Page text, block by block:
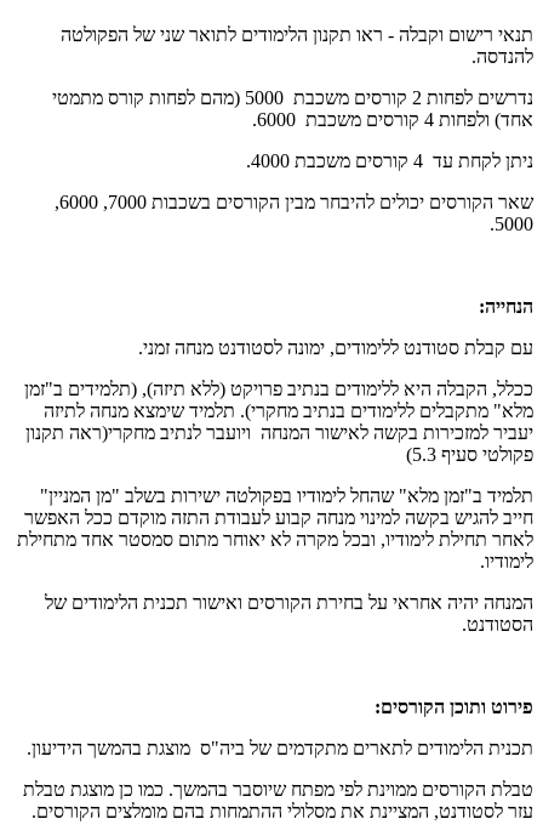
תנאי רישום וקבלה - ראו תקנון הלימודים לתואר שני של הפקולטה
להנדסה.
נדרשים לפחות 2 קורסים משכבת 5000 (מהם לפחות קורס מתמטי
אחד) ולפחות 4 קורסים משכבת 6000.
ניתן לקחת עד 4 קורסים משכבת 4000.
שאר הקורסים יכולים להיבחר מבין הקורסים בשכבות 7000, 6000,
5000.
הנחייה:
עם קבלת סטודנט ללימודים, ימונה לסטודנט מנחה זמני.
ככלל, הקבלה היא ללימודים בנתיב פרויקט (ללא תיזה), (תלמידים ב"זמן
מלא" מתקבלים ללימודים בנתיב מחקרי). תלמיד שימצא מנחה לתיזה
יעביר למזכירות בקשה לאישור המנחה ויועבר לנתיב מחקרי(ראה תקנון
פקולטי סעיף 5.3)
תלמיד ב"זמן מלא" שהחל לימודיו בפקולטה ישירות בשלב "מן המניין"
חייב להגיש בקשה למינוי מנחה קבוע לעבודת התזה מוקדם ככל האפשר
לאחר תחילת לימודיו, ובכל מקרה לא יאוחר מתום סמסטר אחד מתחילת
לימודיו.
המנחה יהיה אחראי על בחירת הקורסים ואישור תכנית הלימודים של
הסטודנט.
פירוט ותוכן הקורסים:
תכנית הלימודים לתארים מתקדמים של ביה"ס מוצגת בהמשך הידיעון.
טבלת הקורסים ממוינת לפי מפתח שיוסבר בהמשך. כמו כן מוצגת טבלת
עזר לסטודנט, המציינת את מסלולי ההתמחות בהם מומלצים הקורסים.